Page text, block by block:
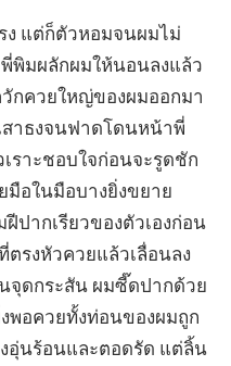
แต่ก็ตัวหอมจนผมไม่
พิมผลักผมให้นอนลงแล้ว
กควยใหญ่ของผมออกมา
สาธงจนฟาดโดนหน้าพี่
ราะชอบใจก่อนจะรูดชัก
มือในมือบางยิ่งขยาย
ปากเรียวของตัวเองก่อน
รงหัวควยแล้วเลื่อนลง
จุดกระสัน ผมซี๊ดปากด้วย
พอควยทั้งท่อนของผมถูก
อุ่นร้อนและตอดรัด แต่ลิ้น